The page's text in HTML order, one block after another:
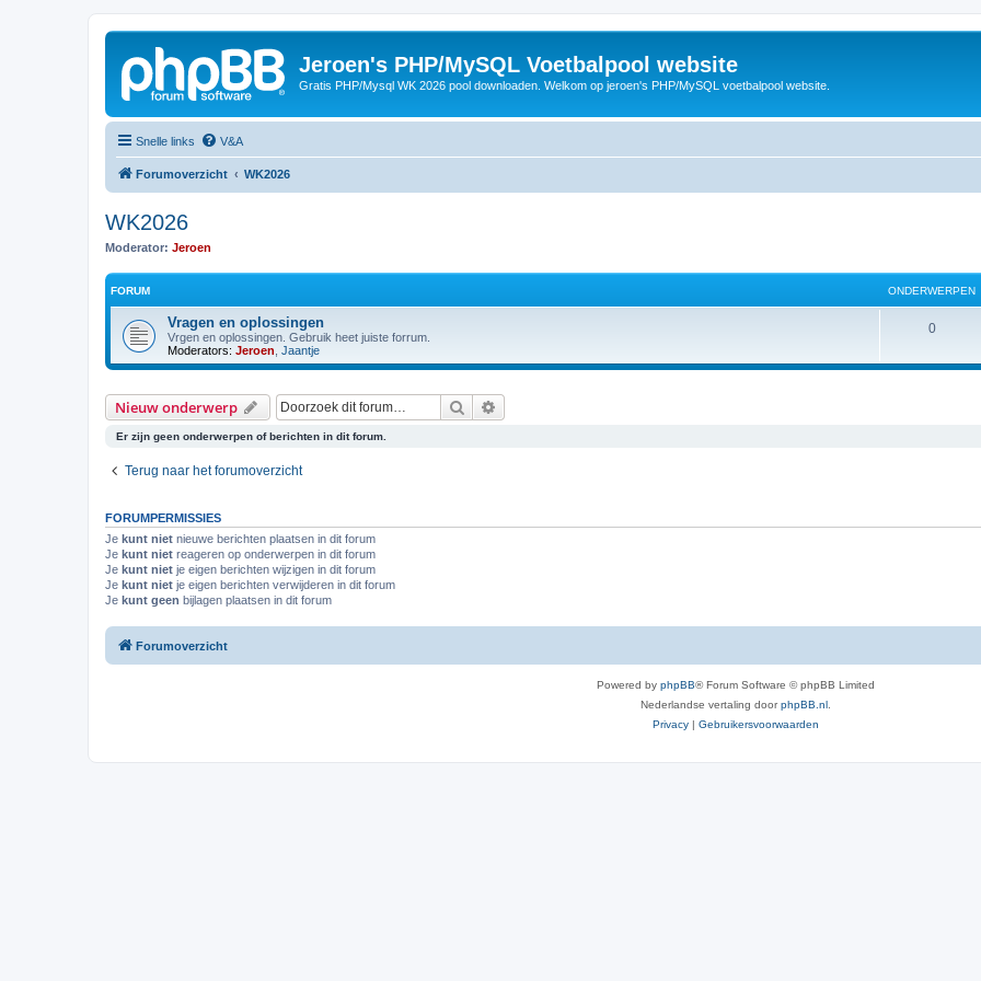
Jeroen's PHP/MySQL Voetbalpool website
Gratis PHP/Mysql WK 2026 pool downloaden. Welkom op jeroen's PHP/MySQL voetbalpool website.
Snelle links V&A
Forumoverzicht WK2026
WK2026
Moderator: Jeroen
FORUM ONDERWERPEN
Vragen en oplossingen
Vrgen en oplossingen. Gebruik heet juiste forrum.
Moderators: Jeroen Jaantje
0O
r
Nieuw onderwerp Zoek
Er zijn geen onderwerpen of berichten in dit forum.
Terug naar het forumoverzicht
FORUMPERMISSIES
Je kunt niet nieuwe berichten plaatsen in dit forum
Je kunt niet reageren op onderwerpen in dit forum
Je kunt niet je eigen berichten wijzigen in dit forum
Je kunt niet je eigen berichten verwijderen in dit forum
Je kunt geen bijlagen plaatsen in dit forum
Forumoverzicht
Powered by phpBB® Forum Software © phpBB Limited
Nederlandse vertaling doorphpBB.nl
Privacy | Gebruikersvoorwaarden